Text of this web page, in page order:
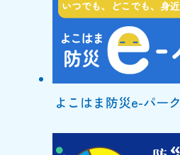
よこはま防災e-パーク